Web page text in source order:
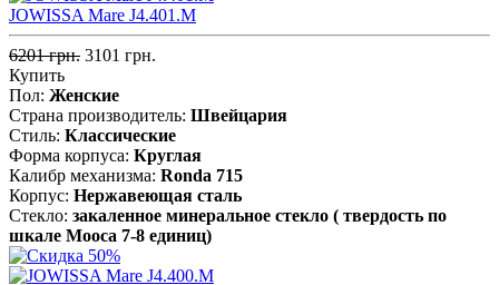
JOWISSA Mare J4.401.M
6201 грн. 3101 грн.
Купить
Пол: Женские
Страна производитель: Швейцария
Стиль: Классические
Форма корпуса: Круглая
Калибр механизма: Ronda 715
Корпус: Нержавеющая cталь
Стекло: закаленное минеральное стекло ( твердость по
шкале Мооса 7-8 единиц)